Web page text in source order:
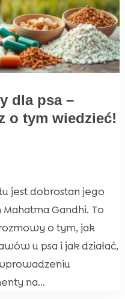
dla psa –
o tym wiedzieć!
jest dobrostan jego
Gandhi. To
o tym, jak
u psa i jak działać,
na...